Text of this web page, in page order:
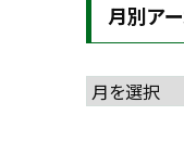
月別ア